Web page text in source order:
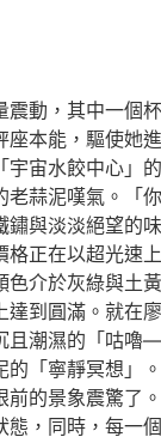
動，其中一個
本能，驅使她
宙水餃中心」
蒜泥嘆氣。「
與淡淡絕望的
正在以超光速
介於灰綠與土
到圓滿。就在
沉且潮濕的「
「寧靜冥想」
的景象震驚了
，同時，每一